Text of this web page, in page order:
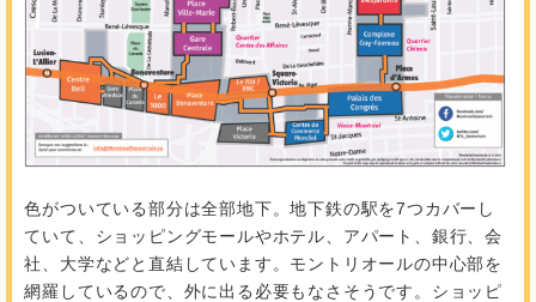
色がついている部分は全部地下。地下鉄の駅を7つカバーし
ていて、ショッピングモールやホテル、アパート、銀行、会
社、大学などと直結しています。モントリオールの中心部を
網羅しているので、外に出る必要もなさそうです。ショッピ